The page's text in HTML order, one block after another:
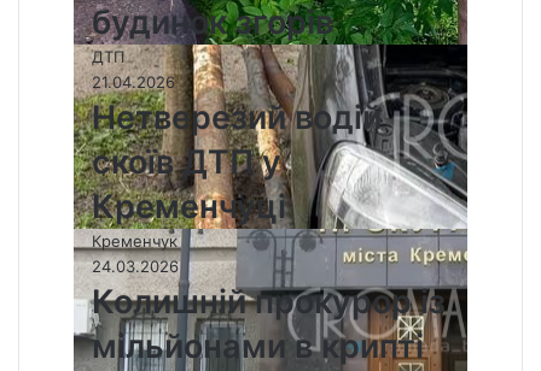
будинок згорів
ДТП
21.04.2026
Нетверезий водій
скоїв ДТП у
Кременчуці
Кременчук
24.03.2026
Колишній прокурор із
мільйонами в крипті